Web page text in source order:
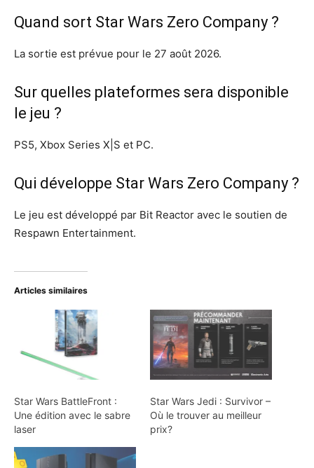
Quand sort Star Wars Zero Company ?
La sortie est prévue pour le 27 août 2026.
Sur quelles plateformes sera disponible
le jeu ?
PS5, Xbox Series X|S et PC.
Qui développe Star Wars Zero Company ?
Le jeu est développé par Bit Reactor avec le soutien de
Respawn Entertainment.
Articles similaires
Star Wars BattleFront :
Une édition avec le sabre
laser
Star Wars Jedi : Survivor –
Où le trouver au meilleur
prix?